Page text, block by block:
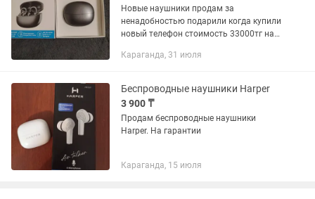
Новые наушники продам за
ненадобностью подарили когда купили
новый телефон стоимость 33000тг на
Караганда, 31 июля
Беспроводные наушники Harper
3 900 ₸
Продам беспроводные наушники
Harper. На гарантии
Караганда, 15 июля